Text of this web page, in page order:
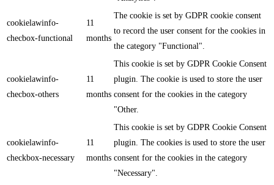
cookielawinfo-
checbox-functional
11
months
The cookie is set by GDPR cookie consent
to record the user consent for the cookies in
the category "Functional".
cookielawinfo-
checbox-others
11
months
This cookie is set by GDPR Cookie Consent
plugin. The cookie is used to store the user
consent for the cookies in the category
"Other.
cookielawinfo-
checkbox-necessary
11
months
This cookie is set by GDPR Cookie Consent
plugin. The cookies is used to store the user
consent for the cookies in the category
"Necessary".